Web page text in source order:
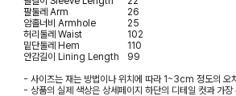
팔둘레 Arm
26
암홀너비 Armhole
25
허리둘레 Waist
102
밑단둘레 Hem
110
안감길이 Lining Length
99
- 사이즈는 재는 방법이나 위치에 따라 1~3cm 정도의 오
- 상품의 실제 색상은 상세페이지 하단의 디테일 컷과 가장